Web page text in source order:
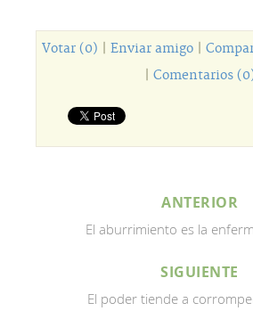
Votar (0) Enviar amigo|
Comentarios
ANTERIOR
El aburrimiento es la
SIGUIENTE
El poder tiende a